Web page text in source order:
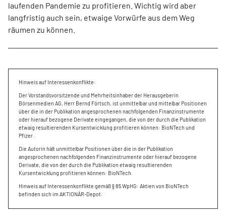
laufenden Pandemie zu profitieren. Wichtig wird aber
langfristig auch sein, etwaige Vorwürfe aus dem Weg
räumen zu können.
Hinweis auf Interessenkonflikte:
Der Vorstandsvorsitzende und Mehrheitsinhaber der Herausgeberin
Börsenmedien AG, Herr Bernd Förtsch, ist unmittelbar und mittelbar Positionen
über die in der Publikation angesprochenen nachfolgenden Finanzinstrumente
oder hierauf bezogene Derivate eingegangen, die von der durch die Publikation
etwaig resultierenden Kursentwicklung profitieren können: BioNTech und
Pfizer.
Die Autorin hält unmittelbar Positionen über die in der Publikation
angesprochenen nachfolgenden Finanzinstrumente oder hierauf bezogene
Derivate, die von der durch die Publikation etwaig resultierenden
Kursentwicklung profitieren können: BioNTech.
Hinweis auf Interessenkonflikte gemäß § 85 WpHG: Aktien von BioNTech
befinden sich im AKTIONÄR-Depot.